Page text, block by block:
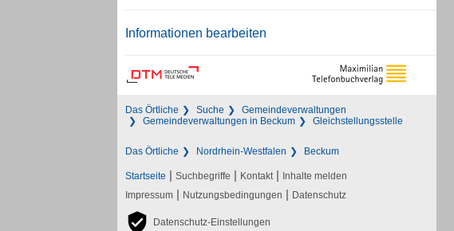
Informationen bearbeiten
Das Örtliche Suche
Gemeindeverwaltungen
Gemeindeverwaltungen in Beckum
Gleichstellungsstelle
Das Örtliche Nordrhein-Westfalen Beckum
Startseite | Suchbegriffe | Kontakt | Inhalte melden
Impressum | Nutzungsbedingungen | Datenschutz
Datenschutz-Einstellungen